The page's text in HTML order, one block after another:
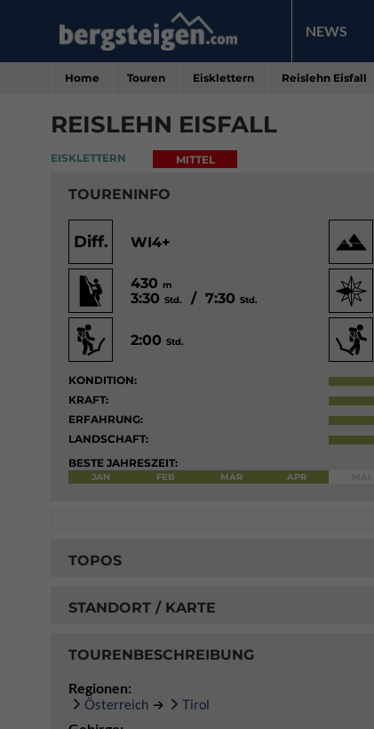
NEWS
Home Touren Eisklettern Reislehn Eisfall
REISLEHN EISFALL
EISKLETTERN MITTEL
TOURENINFO
Diff. WI4+
430m
3:30Std. / 7:30Std.
2:00Std.
KONDITION:
KRAFT:
ERFAHRUNG:
LANDSCHAFT:
BESTE JAHRESZEIT:
JAN FEB MÄR APR
TOPOS
STANDORT / KARTE
TOURENBESCHREIBUNG
Regionen:
Österreich Tirol